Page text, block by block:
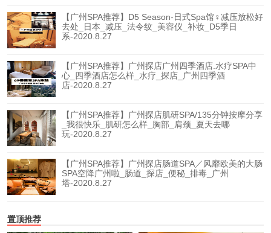
【广州SPA推荐】D5 Season-日式Spa馆♀减压放松好
去处_日本_减压_法令纹_美容仪_补妆_D5季日
系-2020.8.27
【广州SPA推荐】广州探店广州四季酒店.水疗SPA中
心_四季酒店怎么样_水疗_探店_广州四季酒
店-2020.8.27
【广州SPA推荐】广州探店肌研SPA/135分钟按摩分享
_我很快乐_肌研怎么样_胸部_肩颈_夏天去哪
玩-2020.8.27
【广州SPA推荐】广州探店肠道SPA／风靡欧美的大肠
SPA空降广州啦_肠道_探店_便秘_排毒_广州
塔-2020.8.27
置顶推荐